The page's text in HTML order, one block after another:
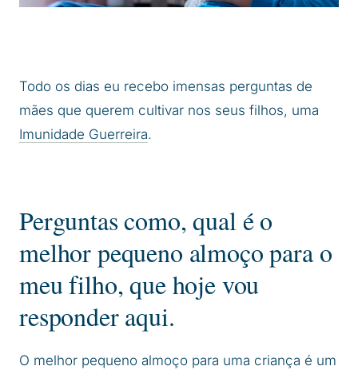
Todo os dias eu recebo imensas perguntas de
mães que querem cultivar nos seus filhos, uma
Imunidade Guerreira.
Perguntas como, qual é o
melhor pequeno almoço para o
meu filho, que hoje vou
responder aqui.
O melhor pequeno almoço para uma criança é um